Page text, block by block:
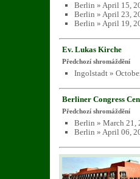
Berlin » April 15,
Berlin » April 23,
Berlin » April 19,
Ev. Lukas Kirche
Předchozí shromáždění
Ingolstadt »
Berliner Congress
Předchozí shromáždění
Berlin » March 21,
Berlin » April 06,